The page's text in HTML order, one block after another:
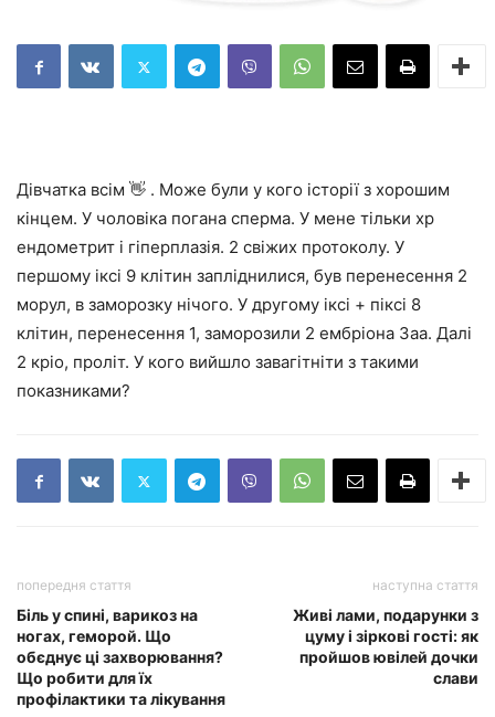
Дівчатка всім 👋 . Може були у кого історії з хорошим
кінцем. У чоловіка погана сперма. У мене тільки хр
ендометрит і гіперплазія. 2 свіжих протоколу. У
першому іксі 9 клітин запліднилися, був перенесення 2
морул, в заморозку нічого. У другому іксі + піксі 8
клітин, перенесення 1, заморозили 2 ембріона 3аа. Далі
2 кріо, проліт. У кого вийшло завагітніти з такими
показниками?
попередня стаття
Біль у спині, варикоз на
ногах, геморой. Що
обєднує ці захворювання?
Що робити для їх
профілактики та лікування
наступна стаття
Живі лами, подарунки з
цуму і зіркові гості: як
пройшов ювілей дочки
слави